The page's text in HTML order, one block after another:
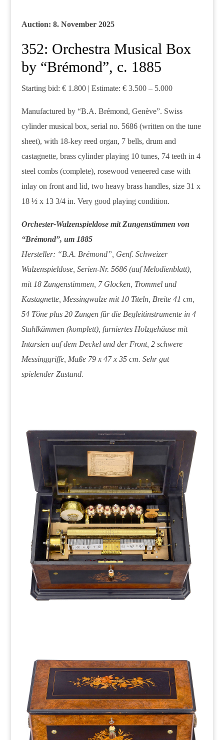
Auction: 8. November 2025
352: Orchestra Musical Box
by “Brémond”, c. 1885
Starting bid: € 1.800 | Estimate: € 3.500 – 5.000
Manufactured by “B.A. Brémond, Genève”. Swiss
cylinder musical box, serial no. 5686 (written on the tune
sheet), with 18-key reed organ, 7 bells, drum and
castagnette, brass cylinder playing 10 tunes, 74 teeth in 4
steel combs (complete), rosewood veneered case with
inlay on front and lid, two heavy brass handles, size 31 x
18 ½ x 13 3/4 in. Very good playing condition.
Orchester-Walzenspieldose mit Zungenstimmen von
“Brémond”, um 1885
Hersteller: “B.A. Brémond”, Genf. Schweizer
Walzenspieldose, Serien-Nr. 5686 (auf Melodienblatt),
mit 18 Zungenstimmen, 7 Glocken, Trommel und
Kastagnette, Messingwalze mit 10 Titeln, Breite 41 cm,
54 Töne plus 20 Zungen für die Begleitinstrumente in 4
Stahlkämmen (komplett), furniertes Holzgehäuse mit
Intarsien auf dem Deckel und der Front, 2 schwere
Messinggriffe, Maße 79 x 47 x 35 cm. Sehr gut
spielender Zustand.